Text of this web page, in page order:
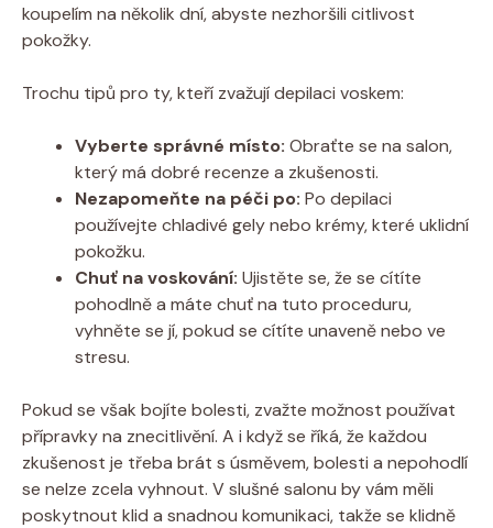
koupelím na několik dní, abyste nezhoršili citlivost
pokožky.
Trochu tipů pro ty, kteří zvažují depilaci voskem:
Vyberte správné místo: Obraťte se na salon,
který má dobré recenze a zkušenosti.
Nezapomeňte na péči po: Po depilaci
používejte chladivé gely nebo krémy, které uklidní
pokožku.
Chuť na voskování: Ujistěte se, že se cítíte
pohodlně a máte chuť na tuto proceduru,
vyhněte se jí, pokud se cítíte unaveně nebo ve
stresu.
Pokud se však bojíte bolesti, zvažte možnost používat
přípravky na znecitlivění. A i když se říká, že každou
zkušenost je třeba brát s úsměvem, bolesti a nepohodlí
se nelze zcela vyhnout. V slušné salonu by vám měli
poskytnout klid a snadnou komunikaci, takže se klidně